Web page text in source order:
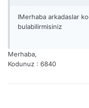
IMerhaba arkadaslar
bulabilirmisiniz
Merhaba,
Kodunuz : 6840